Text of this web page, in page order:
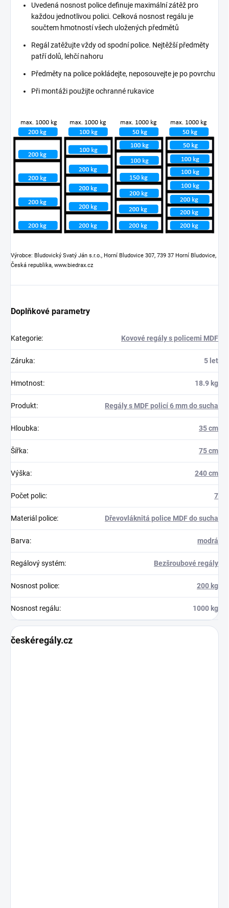
Uvedená nosnost police definuje maximální zátěž pro
každou jednotlivou polici. Celková nosnost regálu je
součtem hmotností všech uložených předmětů
Regál zatěžujte vždy od spodní police. Nejtěžší předměty
patří dolů, lehčí nahoru
Předměty na police pokládejte, neposouvejte je po povrchu
Při montáži použijte ochranné rukavice
Výrobce: Bludovický Svatý Ján s.r.o., Horní Bludovice 307, 739 37 Horní Bludovice,
Česká republika, www.biedrax.cz
Doplňkové parametry
Kategorie: Kovové regály s policemi MDF
Záruka: 5 let
Hmotnost: 18.9 kg
Produkt: Regály s MDF policí 6 mm do sucha
Hloubka: 35 cm
Šířka: 75 cm
Výška: 240 cm
Počet polic: 7
Materiál police: Dřevovláknitá police MDF do sucha
Barva: modrá
Regálový systém: Bezšroubové regály
Nosnost police: 200 kg
Nosnost regálu: 1000 kg
českéregály.cz